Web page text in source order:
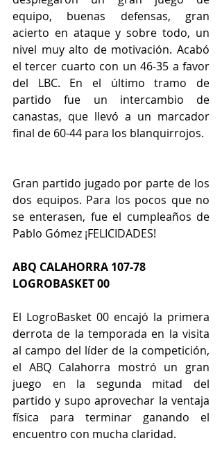
equipo, buenas defensas, gran
acierto en ataque y sobre todo, un
nivel muy alto de motivación. Acabó
el tercer cuarto con un 46-35 a favor
del LBC. En el último tramo de
partido fue un intercambio de
canastas, que llevó a un marcador
final de 60-44 para los blanquirrojos.
Gran partido jugado por parte de los
dos equipos. Para los pocos que no
se enterasen, fue el cumpleaños de
Pablo Gómez ¡FELICIDADES!
ABQ CALAHORRA 107-78
LOGROBASKET 00
El LogroBasket 00 encajó la primera
derrota de la temporada en la visita
al campo del líder de la competición,
el ABQ Calahorra mostró un gran
juego en la segunda mitad del
partido y supo aprovechar la ventaja
física para terminar ganando el
encuentro con mucha claridad.